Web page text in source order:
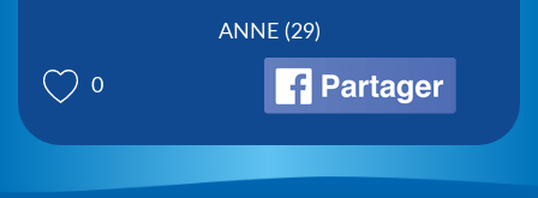
0
ANNE (29)